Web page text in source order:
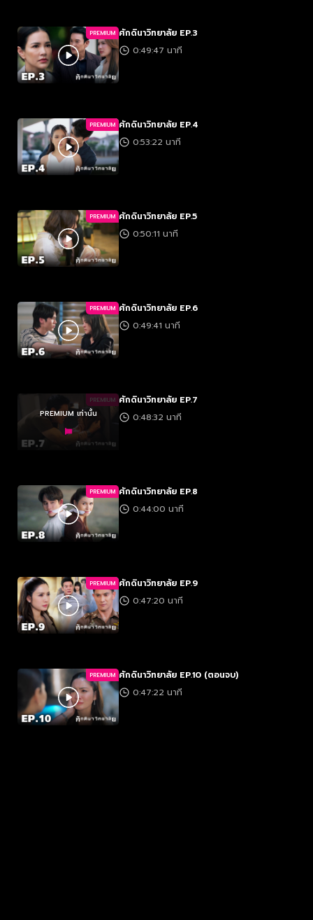
PREMIUM ศักดินาวิทยาลัย EP.3
0:49:47 นาที
PREMIUM ศักดินาวิทยาลัย EP.4
0:53:22 นาที
PREMIUM ศักดินาวิทยาลัย EP.5
0:50:11 นาที
PREMIUM ศักดินาวิทยาลัย EP.6
0:49:41 นาที
PREMIUM
PREMIUM เท่านั้น
ศักดินาวิทยาลัย EP.7
0:48:32 นาที
PREMIUM ศักดินาวิทยาลัย EP.8
0:44:00 นาที
PREMIUM ศักดินาวิทยาลัย EP.9
0:47:20 นาที
PREMIUM ศักดินาวิทยาลัย EP.10 (ตอนจบ)
0:47:22 นาที